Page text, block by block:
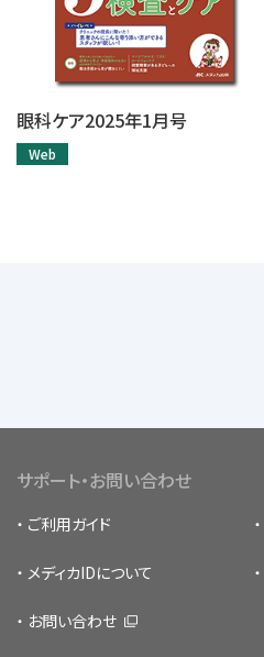
眼科ケア2025年1月号
Web
サポート・お問い合わせ
ご利用ガイド
メディカIDについて
お問い合わせ